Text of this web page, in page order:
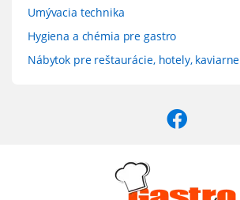
Umývacia technika
Hygiena a chémia pre gastro
Nábytok pre reštaurácie, hotely, kaviarne